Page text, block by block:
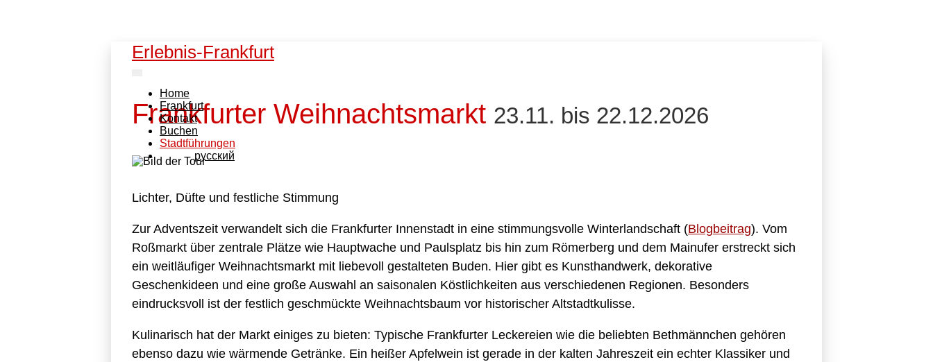
Erlebnis-Frankfurt
Home
Frankfurt
Kontakt
Buchen
Stadtführungen
pусский
Frankfurter Weihnachtsmarkt 23.11. bis 22.12.2026
Lichter, Düfte und festliche Stimmung
Zur Adventszeit verwandelt sich die Frankfurter Innenstadt in eine stimmungsvolle Winterlandschaft (Blogbeitrag). Vom
Roßmarkt über zentrale Plätze wie Hauptwache und Paulsplatz bis hin zum Römerberg und dem Mainufer erstreckt sich
ein weitläufiger Weihnachtsmarkt mit liebevoll gestalteten Buden. Hier gibt es Kunsthandwerk, dekorative
Geschenkideen und eine große Auswahl an saisonalen Köstlichkeiten aus verschiedenen Regionen. Besonders
eindrucksvoll ist der festlich geschmückte Weihnachtsbaum vor historischer Altstadtkulisse.
Kulinarisch hat der Markt einiges zu bieten: Typische Frankfurter Leckereien wie die beliebten Bethmännchen gehören
ebenso dazu wie wärmende Getränke. Ein heißer Apfelwein ist gerade in der kalten Jahreszeit ein echter Klassiker und